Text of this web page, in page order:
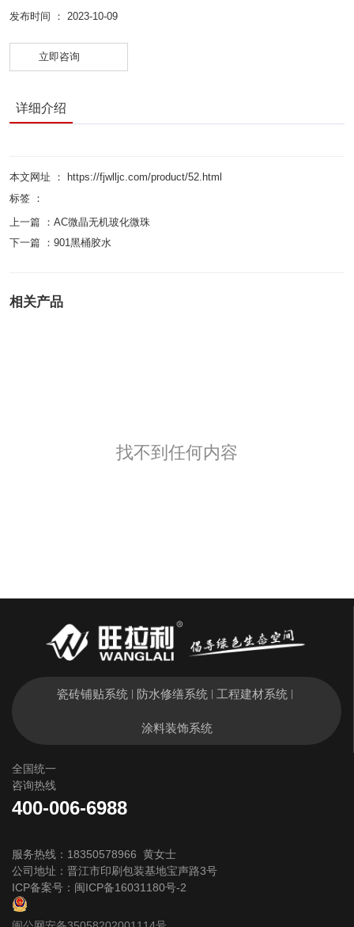
发布时间 ： 2023-10-09
立即咨询
详细介绍
本文网址 ： https://fjwlljc.com/product/52.html
标签 ：
上一篇 ： AC微晶无机玻化微珠
下一篇 ： 901黑桶胶水
相关产品
找不到任何内容
瓷砖铺贴系统 防水修缮系统 工程建材系统
涂料装饰系统
全国统一
咨询热线
400-006-6988
服务热线：18350578966 黄女士
公司地址：晋江市印刷包装基地宝声路3号
ICP备案号： 闽ICP备16031180号-2